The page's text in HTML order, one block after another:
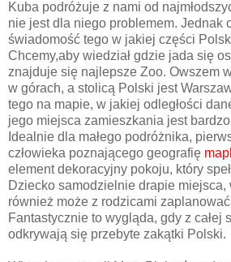
Kuba podróżuje z nami od
nie jest dla niego problemem. Jednak
świadomość tego w jakiej części
Chcemy,aby wiedział gdzie jada się
znajduje się najlepsze Zoo. Owszem
w górach, a stolicą Polski jest
tego na mapie, w jakiej odległości
jego miejsca zamieszkania jest
Idealnie dla małego podróżnika,
człowieka poznającego geografię
element dekoracyjny pokoju, który
Dziecko samodzielnie drapie miejsca,
również może z rodzicami
Fantastycznie to wygląda, gdy z całej
odkrywają się przebyte zakątki Polski.